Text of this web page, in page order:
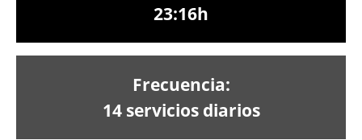
23:16h
Frecuencia:
14 servicios diarios